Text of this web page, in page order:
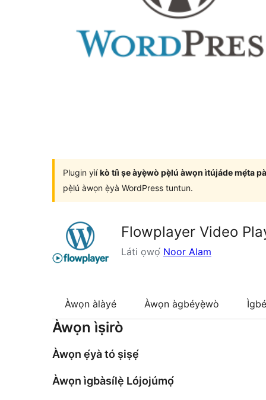
Plugin yìíkò tíì ṣe àyẹ̀wò pẹ̀lú àwọn ìtújáde mẹ́ta
pẹ̀lú àwọn ẹ̀yà WordPress tuntun.
Flowplayer Video
Láti ọwọ́ Noor Alam
Àwọn àlàyé Àwọn àgbéyẹ̀wò
Àwọn ìṣirò
Àwọn ẹ́yà tó ṣiṣẹ́
Àwọn ìgbàsílẹ̀ Lójojúmọ́